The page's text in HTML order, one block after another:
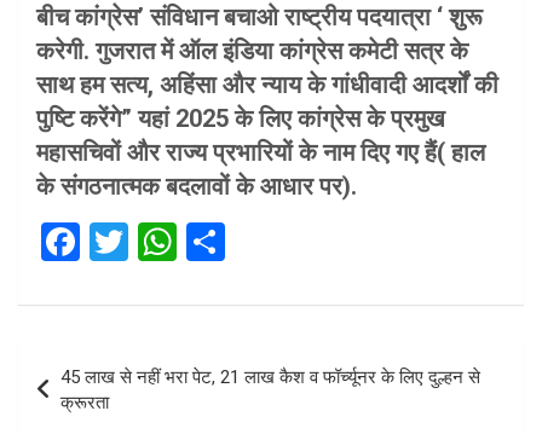
बीच कांग्रेस’ संविधान बचाओ राष्ट्रीय पदयात्रा ‘ शुरू
करेगी. गुजरात में ऑल इंडिया कांग्रेस कमेटी सत्र के
साथ हम सत्य, अहिंसा और न्याय के गांधीवादी आदर्शों की
पुष्टि करेंगे” यहां 2025 के लिए कांग्रेस के प्रमुख
महासचिवों और राज्य प्रभारियों के नाम दिए गए हैं( हाल
के संगठनात्मक बदलावों के आधार पर).
F
ce
o
T
tt
er
W
at
s
A
ar
e
navigation
45 लाख से नहीं भरा पेट, 21 लाख कैश व फॉर्च्यूनर के लिए दुल्हन से
क्रूरता